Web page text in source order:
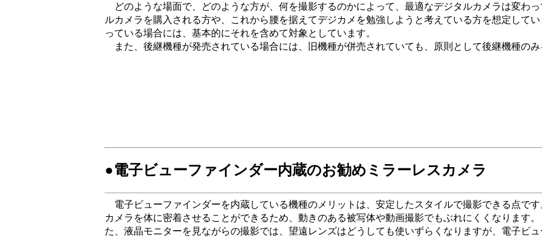
どのような場面で、どのような方が、何を撮影するのかによって、最適なデジタルカメラは変わ
ルカメラを購入される方や、これから腰を据えてデジカメを勉強しようと考えている方を想定して
っている場合には、基本的にそれを含めて対象としています。
また、後継機種が発売されている場合には、旧機種が併売されていても、原則として後継機種のみ
●電子ビューファインダー内蔵のお勧めミラーレスカメラ
電子ビューファインダーを内蔵している機種のメリットは、安定したスタイルで撮影できる点です
カメラを体に密着させることができるため、動きのある被写体や動画撮影でもぶれにくくなります。
た、液晶モニターを見ながらの撮影では、望遠レンズはどうしても使いずらくなりますが、電子ビュ